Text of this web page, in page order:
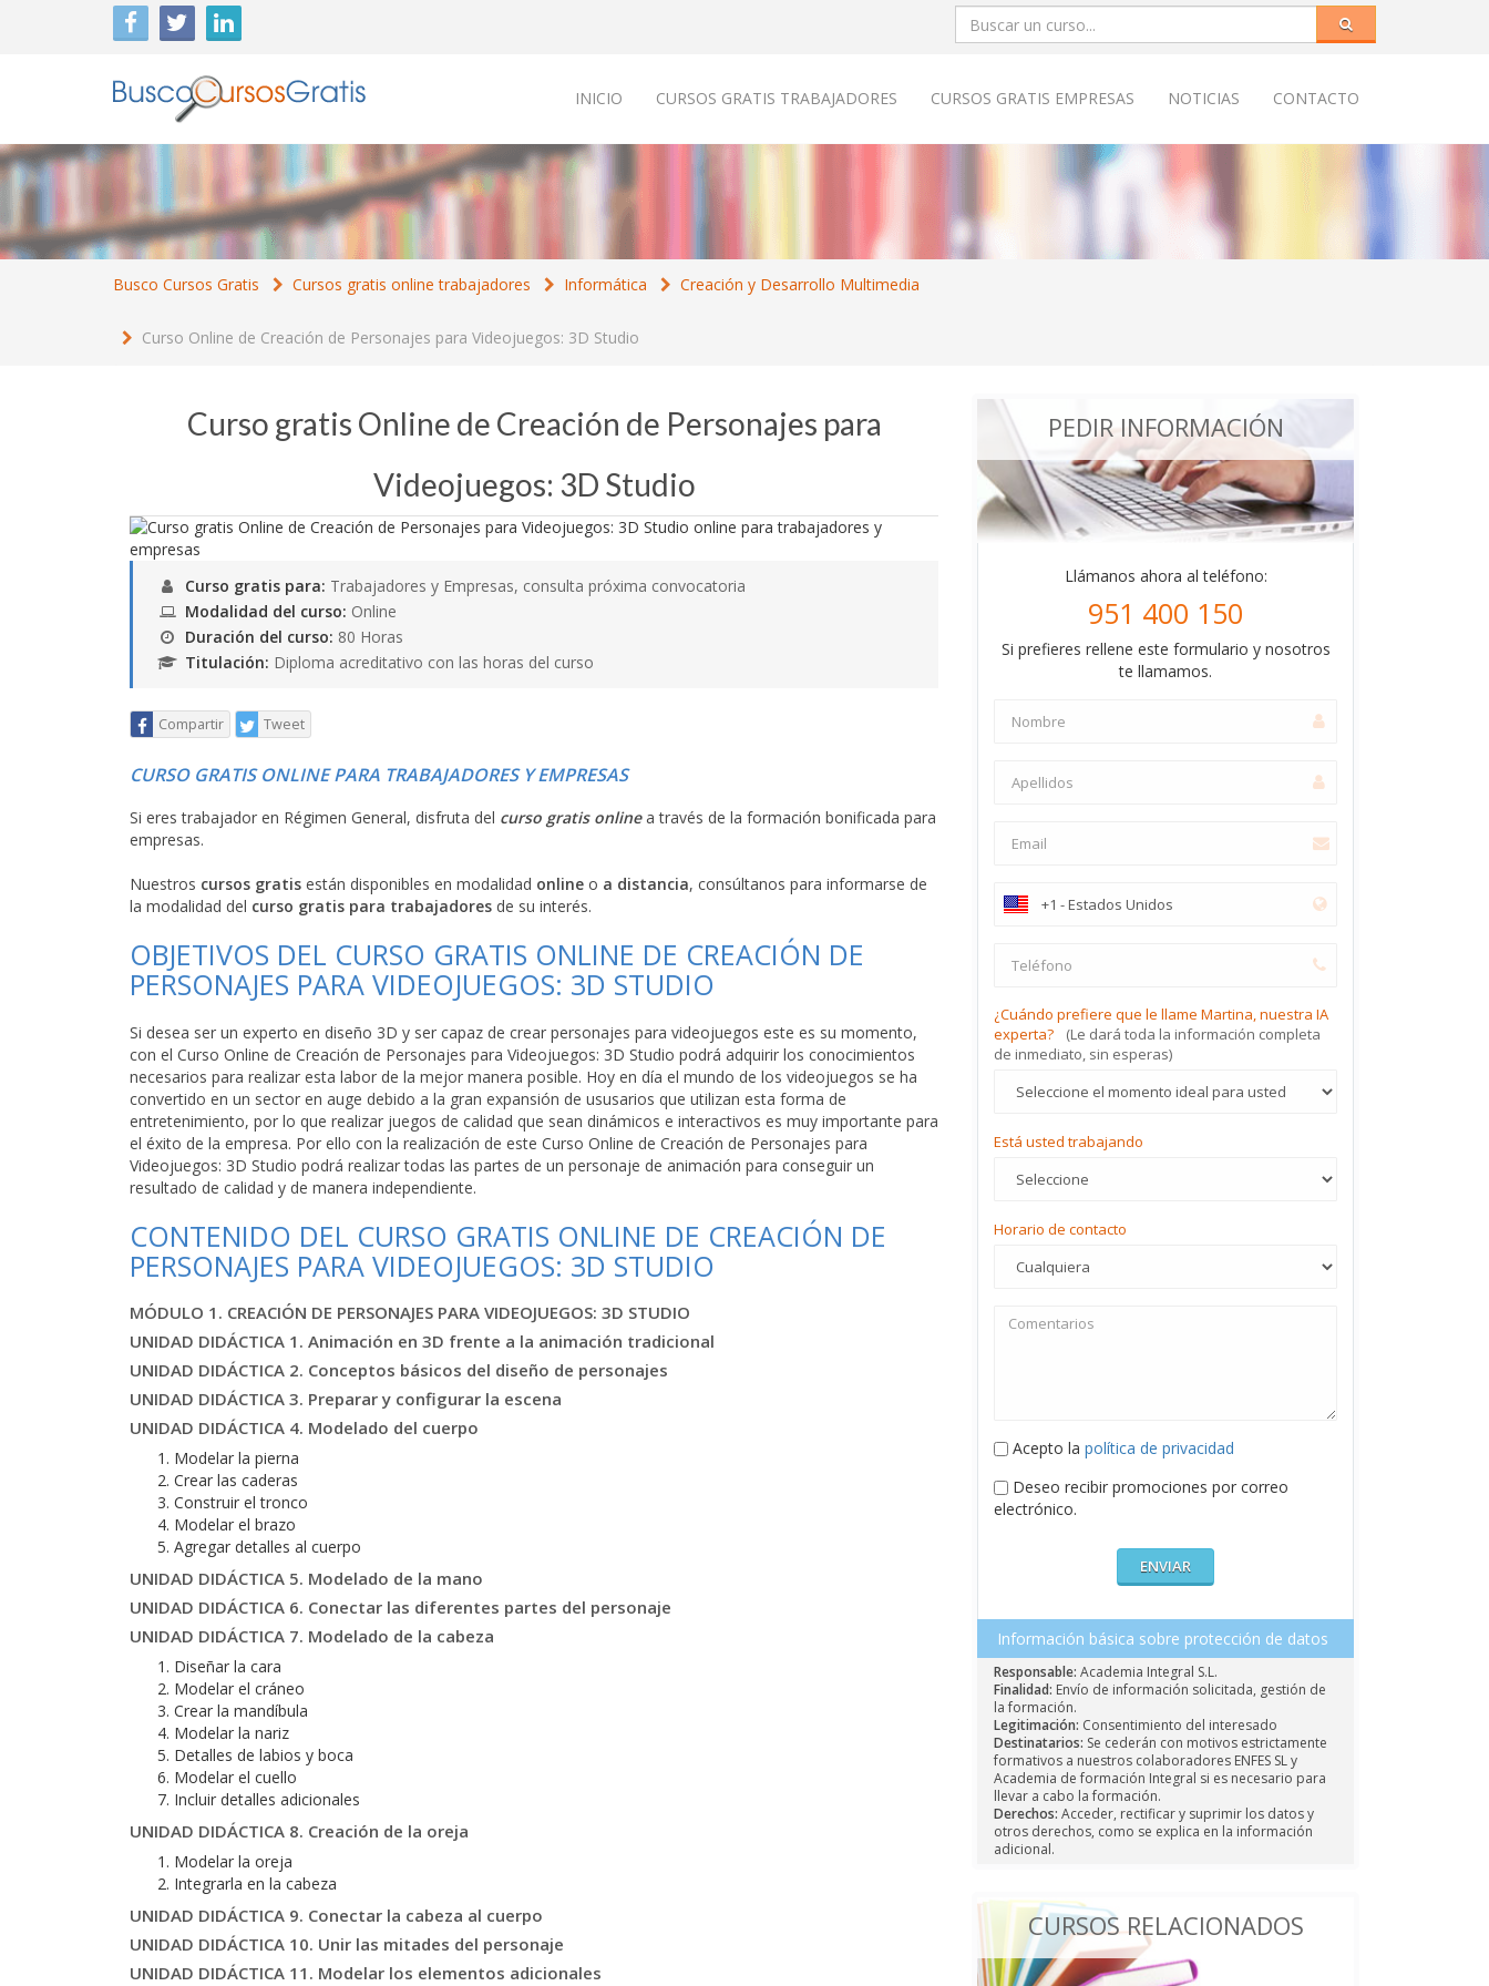
INICIO CURSOS GRATIS TRABAJADORES CURSOS GRATIS EMPRESAS NOTICIAS CONTACTO
Busco Cursos Gratis Cursos gratis online trabajadores Informática Creación y Desarrollo Multimedia
Curso Online de Creación de Personajes para Videojuegos: 3D Studio
Curso gratis Online de Creación de Personajes para
Videojuegos: 3D Studio
Curso gratis para: Trabajadores y Empresas, consulta próxima convocatoria
Modalidad del curso: Online
Duración del curso: 80 Horas
Titulación: Diploma acreditativo con las horas del curso
Compartir Tweet
CURSO GRATIS ONLINE PARA TRABAJADORES Y EMPRESAS
Si eres trabajador en Régimen General, disfruta del curso gratis onlinea través de la formación bonificada para
empresas.
Nuestros cursos gratis están disponibles en modalidad online o a distancia, consúltanos para informarse de
la modalidad del curso gratis para trabajadores de su interés.
OBJETIVOS DEL CURSO GRATIS ONLINE DE CREACIÓN DE
PERSONAJES PARA VIDEOJUEGOS: 3D STUDIO
Si desea ser un experto en diseño 3D y ser capaz de crear personajes para videojuegos este es su momento,
con el Curso Online de Creación de Personajes para Videojuegos: 3D Studio podrá adquirir los conocimientos
necesarios para realizar esta labor de la mejor manera posible. Hoy en día el mundo de los videojuegos se ha
convertido en un sector en auge debido a la gran expansión de ususarios que utilizan esta forma de
entretenimiento, por lo que realizar juegos de calidad que sean dinámicos e interactivos es muy importante para
el éxito de la empresa. Por ello con la realización de este Curso Online de Creación de Personajes para
Videojuegos: 3D Studio podrá realizar todas las partes de un personaje de animación para conseguir un
resultado de calidad y de manera independiente.
CONTENIDO DEL CURSO GRATIS ONLINE DE CREACIÓN DE
PERSONAJES PARA VIDEOJUEGOS: 3D STUDIO
MÓDULO 1. CREACIÓN DE PERSONAJES PARA VIDEOJUEGOS: 3D STUDIO
UNIDAD DIDÁCTICA 1. Animación en 3D frente a la animación tradicional
UNIDAD DIDÁCTICA 2. Conceptos básicos del diseño de personajes
UNIDAD DIDÁCTICA 3. Preparar y configurar la escena
UNIDAD DIDÁCTICA 4. Modelado del cuerpo
Modelar la pierna
Crear las caderas
Construir el tronco
Modelar el brazo
Agregar detalles al cuerpo
UNIDAD DIDÁCTICA 5. Modelado de la mano
UNIDAD DIDÁCTICA 6. Conectar las diferentes partes del personaje
UNIDAD DIDÁCTICA 7. Modelado de la cabeza
Diseñar la cara
Modelar el cráneo
Crear la mandíbula
Modelar la nariz
Detalles de labios y boca
Modelar el cuello
Incluir detalles adicionales
UNIDAD DIDÁCTICA 8. Creación de la oreja
Modelar la oreja
Integrarla en la cabeza
UNIDAD DIDÁCTICA 9. Conectar la cabeza al cuerpo
UNIDAD DIDÁCTICA 10. Unir las mitades del personaje
UNIDAD DIDÁCTICA 11. Modelar los elementos adicionales
PEDIR INFORMACIÓN
Llámanos ahora al teléfono:
951 400 150
Si prefieres rellene este formulario y nosotros
te llamamos.
¿Cuándo prefiere que le llame Martina, nuestra IA
experta?
(Le dará toda la información completa
de inmediato, sin esperas)
Está usted trabajando
Horario de contacto
Acepto la política de privacidad
Deseo recibir promociones por correo
electrónico.
Información básica sobre protección de datos
Responsable: Academia Integral S.L.
Finalidad: Envío de información solicitada, gestión de
la formación.
Legitimación: Consentimiento del interesado
Destinatarios: Se cederán con motivos estrictamente
formativos a nuestros colaboradores ENFES SL y
Academia de formación Integral si es necesario para
llevar a cabo la formación.
Derechos: Acceder, rectificar y suprimir los datos y
otros derechos, como se explica en la información
adicional.
CURSOS RELACIONADOS